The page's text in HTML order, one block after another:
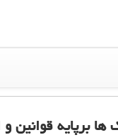
برپایه